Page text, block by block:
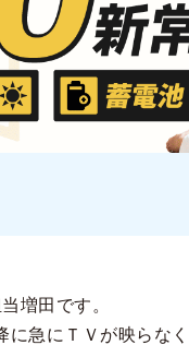
増田です。
に急にＴＶが映らな